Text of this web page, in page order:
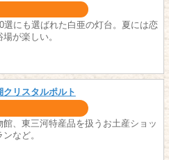
選にも選ばれた白亜の灯台。夏には恋
が楽しい。
クリスタルポルト
館、東三河特産品を扱うお土産ショッ
など。